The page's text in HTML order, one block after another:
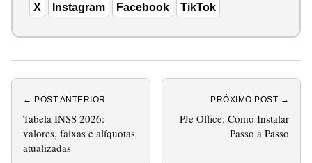
X Instagram Facebook TikTok
← POST ANTERIOR
Tabela INSS 2026:
valores, faixas e alíquotas
atualizadas
PRÓXIMO POST →
PJe Office: Como Instalar
Passo a Passo